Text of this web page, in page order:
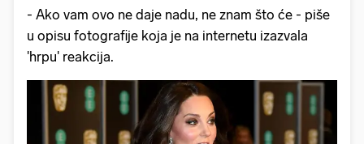
- Ako vam ovo ne daje nadu, ne znam što će - piše
u opisu fotografije koja je na internetu izazvala
'hrpu' reakcija.